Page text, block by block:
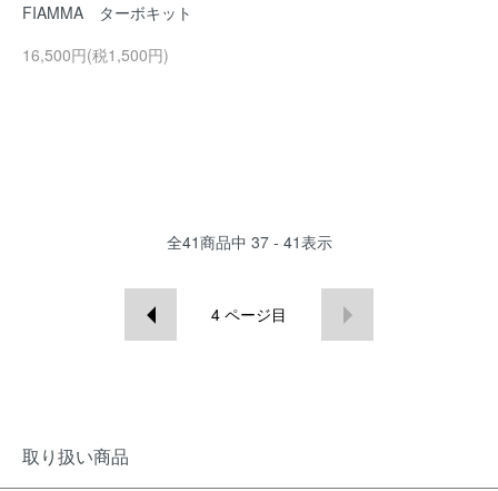
FIAMMA ターボキット
16,500円(税1,500円)
全41商品中 37 - 41表示
4 ページ目
取り扱い商品